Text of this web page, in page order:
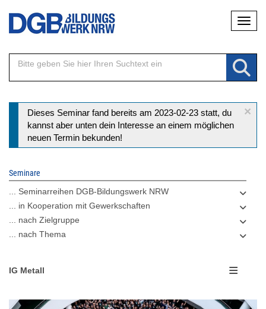
Direkt
Inhalt
×
Statusmeldung
Dieses Seminar fand bereits am 2023-02-23 statt, du
kannst aber unten dein Interesse an einem möglichen
neuen Termin bekunden!
Seminare
... Seminarreihen DGB-Bildungswerk NRW
... in Kooperation mit Gewerkschaften
... nach Zielgruppe
... nach Thema
IG Metall